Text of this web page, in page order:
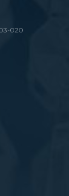
020